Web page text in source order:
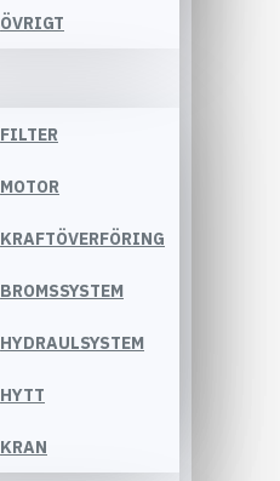
ÖVRIGT
FILTER
MOTOR
KRAFTÖVERFÖRING
BROMSSYSTEM
HYDRAULSYSTEM
HYTT
KRAN